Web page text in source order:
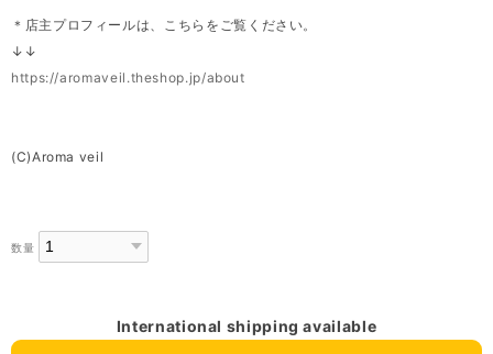
＊店主プロフィールは、こちらをご覧ください。
↓↓
https://aromaveil.theshop.jp/about
(C)Aroma veil
数量
International shipping available